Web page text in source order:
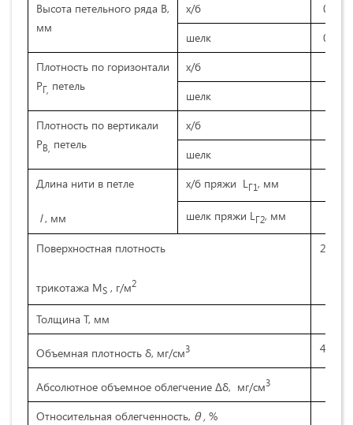
Высота петельного ряда В,
мм
х/б
0,66
шелк
0,62
Плотность по горизонтали
РГ, петель
х/б
шелк
Плотность по вертикали
РВ, петель
х/б
шелк
Длина нити в петле
l, мм
х/б пряжи LГ1, мм
шелк пряжи LГ2, мм
Поверхностная плотность
трикотажа MS , г/м2
203,6
Толщина Т, мм
Объемная плотность δ, мг/см3 407,2
Абсолютное объемное облегчение ∆δ, мг/см3
Относительная облегченность, θ , %